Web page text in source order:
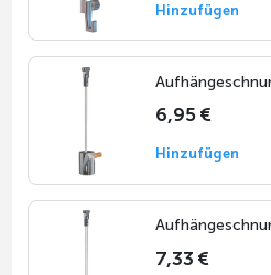
Hinzufügen
6,95 €
Hinzufügen
7,33 €